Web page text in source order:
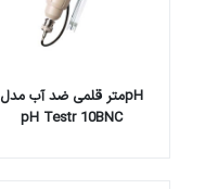
pHمتر قلمی ضد آب مدل
pH Testr 10BNC